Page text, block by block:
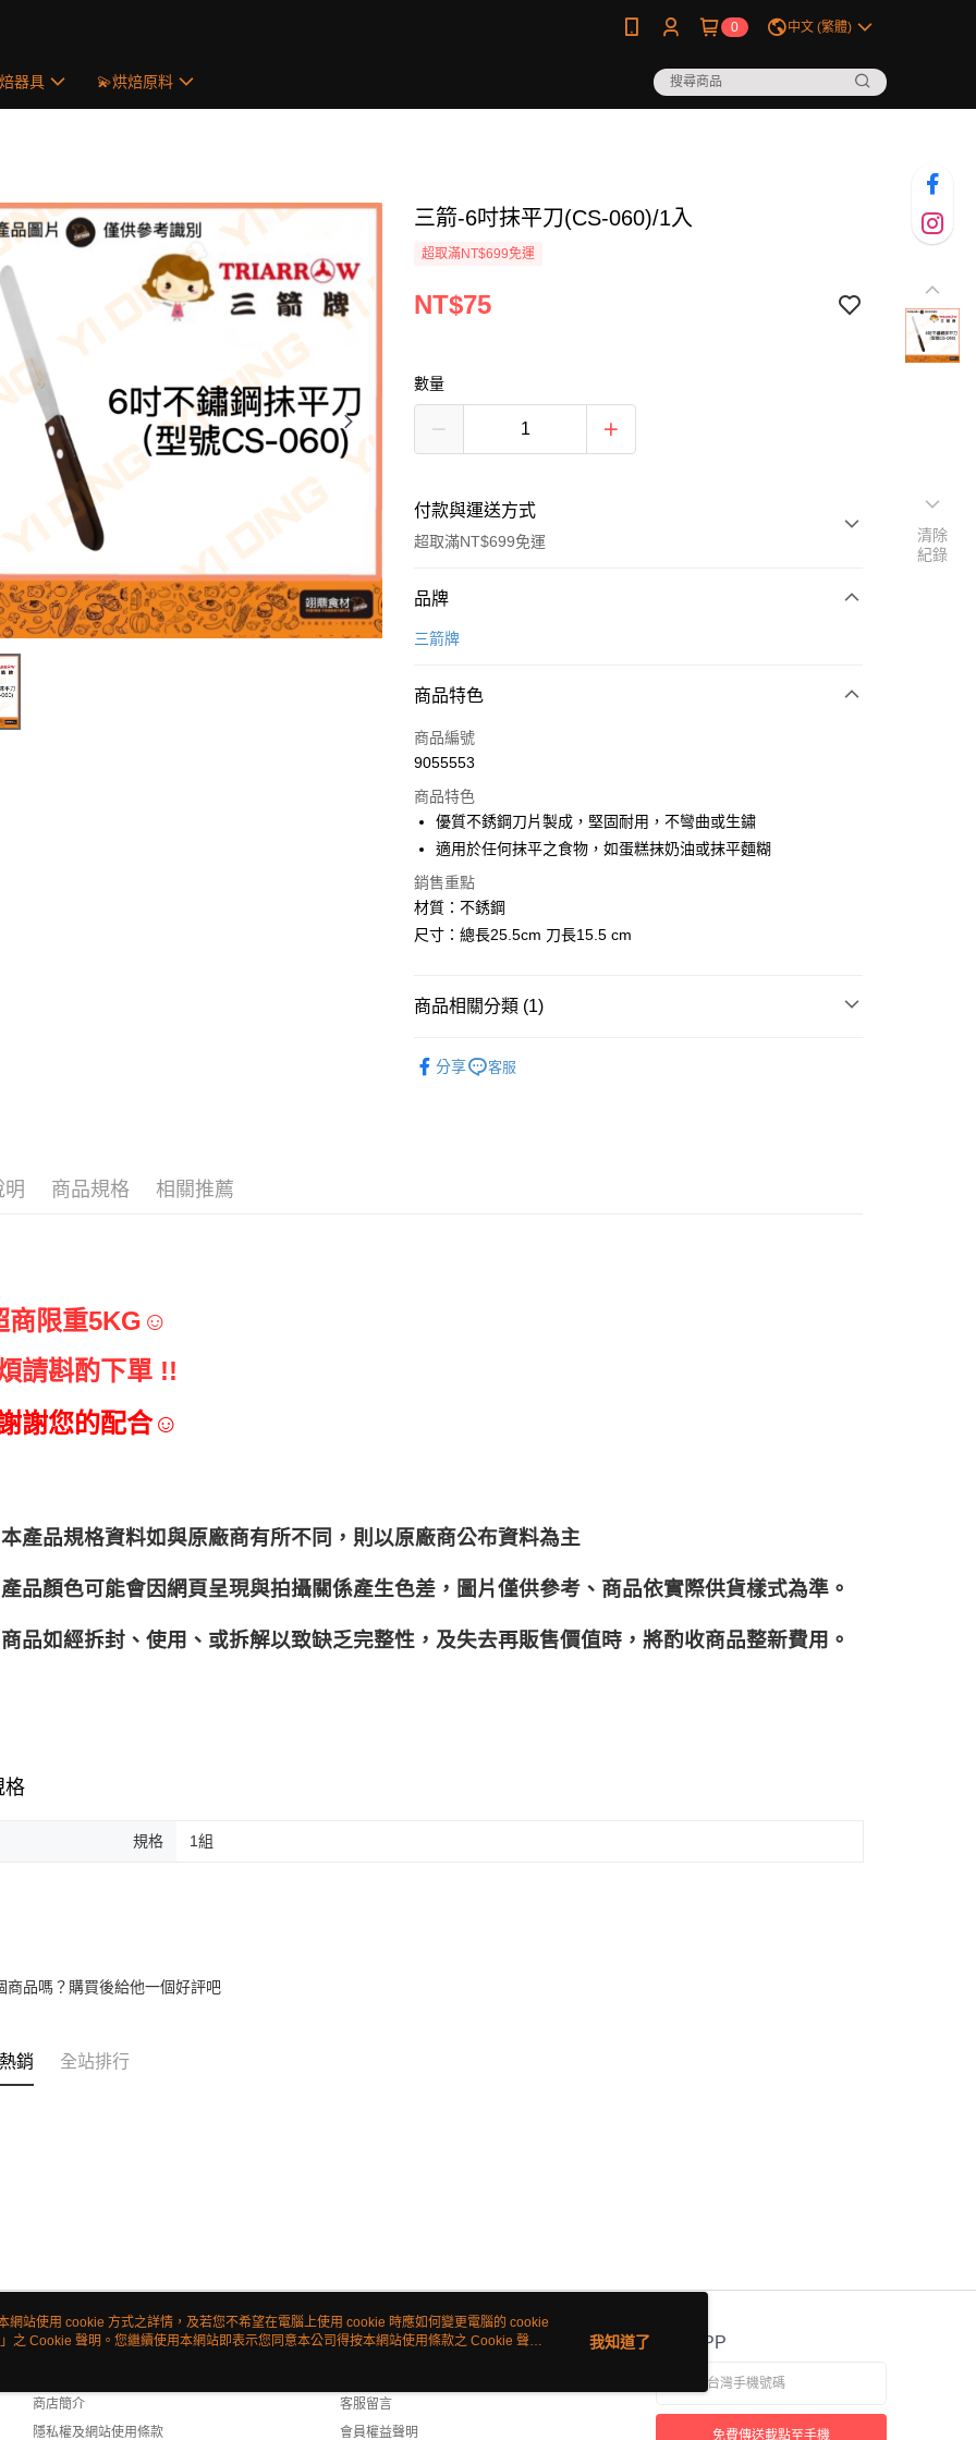
0 中文 (繁體)
器具 💫烘焙原料
三箭-6吋抹平刀(CS-060)/1入
超取滿NT$699免運
NT$75
數量
付款與運送方式
超取滿NT$699免運
付款方式
信用卡一次付款
運送方式
• 付款後全家取貨
每筆NT$60，滿NT$699(含以上)免運費
• 付款後7-11取貨
每筆NT$60，滿NT$699(含以上)免運費
(請點開選項勾選)
品牌
三箭牌
商品特色
商品編號
9055553
商品特色
優質不銹鋼刀片製成，堅固耐用，不彎曲或生鏽
適用於任何抹平之食物，如蛋糕抹奶油或抹平麵糊
銷售重點
材質：不銹鋼
尺寸：總長25.5cm 刀長15.5 cm
商品相關分類 (1)
分享
客服
明 商品規格 相關推薦
商限重5KG☺
斟酌下單 !!
謝謝您的配合☺
本產品規格資料如與原廠商有所不同，則以原廠商公布資料為主
產品顏色可能會因網頁呈現與拍攝關係產生色差，圖片僅供參考、商品依實際供貨樣式為準。
商品如經拆封、使用、或拆解以致缺乏完整性，及失去再販售價值時，將酌收商品整﻿新費用。
格
規格 1組
商品嗎？購買後給他一個好評吧
銷 全站排行
關於我們
商店簡介
隱私權及網站使用條款
客服資訊
客服留言
會員權益聲明
官方APP
免費傳送載點至手機
清除
紀錄
網站使用 cookie 方式之詳情，及若您不希望在電腦上使用 cookie 時應如何變更電腦的 cookie
」之 Cookie 聲明。您繼續使用本網站即表示您同意本公司得按本網站使用條款之 Cookie 聲明
我知道了